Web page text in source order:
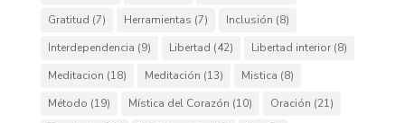
Gratitud (7) Herramientas (7) Inclusión (8)
Interdependencia (9) Libertad (42) Libertad interior(8)
Meditacion (18) Meditación (13) Mistica (8)
Método (19) Mística del Corazón (10) Oración (21)